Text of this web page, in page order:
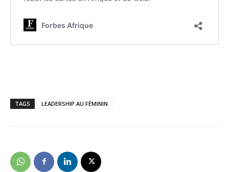
TAGS LEADERSHIP AU FÉMININ